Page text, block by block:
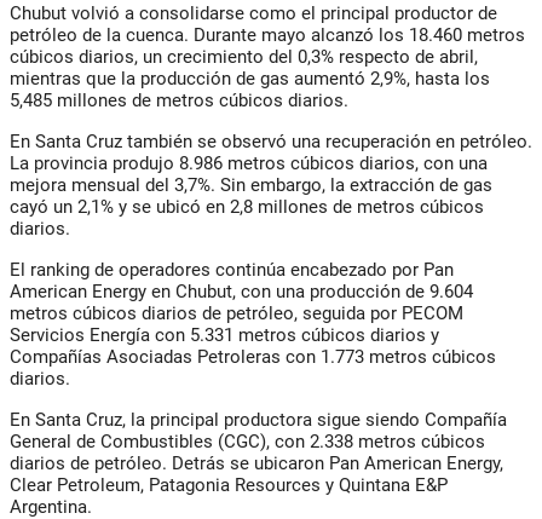
Chubut volvió a consolidarse como el principal productor de
petróleo de la cuenca. Durante mayo alcanzó los 18.460 metros
cúbicos diarios, un crecimiento del 0,3% respecto de abril,
mientras que la producción de gas aumentó 2,9%, hasta los
5,485 millones de metros cúbicos diarios.
En Santa Cruz también se observó una recuperación en petróleo.
La provincia produjo 8.986 metros cúbicos diarios, con una
mejora mensual del 3,7%. Sin embargo, la extracción de gas
cayó un 2,1% y se ubicó en 2,8 millones de metros cúbicos
diarios.
El ranking de operadores continúa encabezado por Pan
American Energy en Chubut, con una producción de 9.604
metros cúbicos diarios de petróleo, seguida por PECOM
Servicios Energía con 5.331 metros cúbicos diarios y
Compañías Asociadas Petroleras con 1.773 metros cúbicos
diarios.
En Santa Cruz, la principal productora sigue siendo Compañía
General de Combustibles (CGC), con 2.338 metros cúbicos
diarios de petróleo. Detrás se ubicaron Pan American Energy,
Clear Petroleum, Patagonia Resources y Quintana E&P
Argentina.